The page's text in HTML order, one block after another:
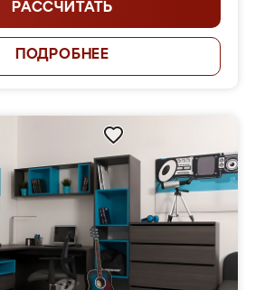
РАССЧИТАТЬ
ПОДРОБНЕЕ